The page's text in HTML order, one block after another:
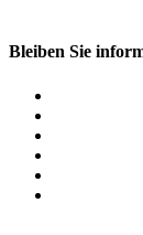
Bleiben Sie